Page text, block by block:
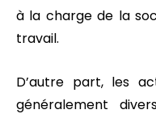
à la charge de la
travail.
D’autre part, les
généralement